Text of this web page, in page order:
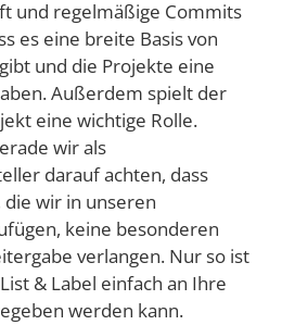
und regelmäßige Commits
es eine breite Basis von
und die Projekte eine
Außerdem spielt der
eine wichtige Rolle.
wir als
darauf achten, dass
wir in unseren
keine besonderen
verlangen. Nur so ist
& Label einfach an Ihre
werden kann.